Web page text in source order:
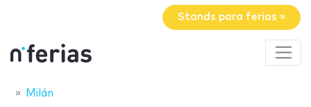
Stands para ferias »
Milán